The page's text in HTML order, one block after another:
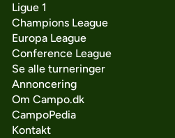
Ligue 1
Champions League
Europa League
Conference League
Se alle turneringer
Annoncering
Om Campo.dk
CampoPedia
Kontakt